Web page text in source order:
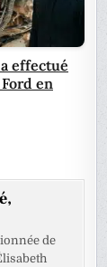
effectué
en
de